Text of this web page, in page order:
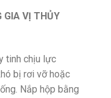
GIA VỊ THỦY
tinh chịu lực
bị rơi vỡ hoặc
Nắp hộp bằng